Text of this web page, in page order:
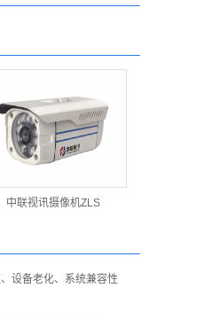
中联视讯摄像机ZLS
设备老化、系统兼容性